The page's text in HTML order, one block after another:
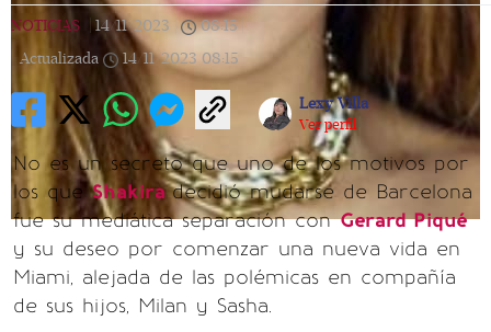
NOTICIAS 14/11/2023 08:15 |
Actualizada
14/11/2023 08:15
Lexy Villa
Ver perfil
No es un secreto que uno de los motivos por
los queShakiradecidió mudarse de Barcelona
fue su mediática separación conGerard Piqué
y su deseo por comenzar una nueva vida en
Miami, alejada de las polémicas en compañía
de sus hijos, Milan y Sasha.